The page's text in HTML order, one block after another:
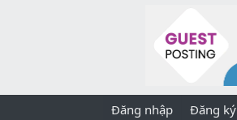
Đăng nhập Đăng ký